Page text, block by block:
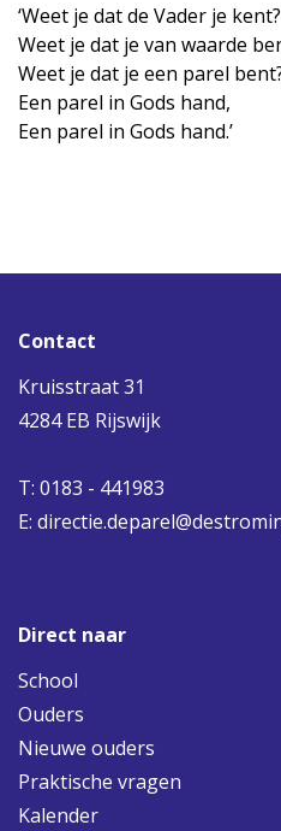
‘Weet je dat de Vader je kent?
Weet je dat je van waarde
Weet je dat je een parel
Een parel in Gods hand,
Een parel in Gods hand.’
Contact
Kruisstraat 31
4284 EB Rijswijk
T: 0183 - 441983
E:
Direct naar
School
Ouders
Nieuwe ouders
Praktische vragen
Kalender